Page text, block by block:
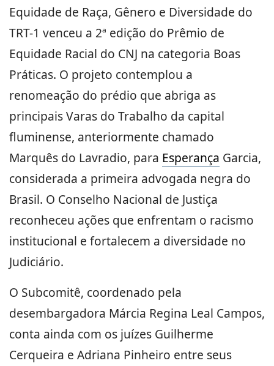
Equidade de Raça, Gênero e Diversidade do
TRT-1 venceu a 2ª edição do Prêmio de
Equidade Racial do CNJ na categoria Boas
Práticas. O projeto contemplou a
renomeação do prédio que abriga as
principais Varas do Trabalho da capital
fluminense, anteriormente chamado
Marquês do Lavradio, para Esperança Garcia,
considerada a primeira advogada negra do
Brasil. O Conselho Nacional de Justiça
reconheceu ações que enfrentam o racismo
institucional e fortalecem a diversidade no
Judiciário.
O Subcomitê, coordenado pela
desembargadora Márcia Regina Leal Campos,
conta ainda com os juízes Guilherme
Cerqueira e Adriana Pinheiro entre seus